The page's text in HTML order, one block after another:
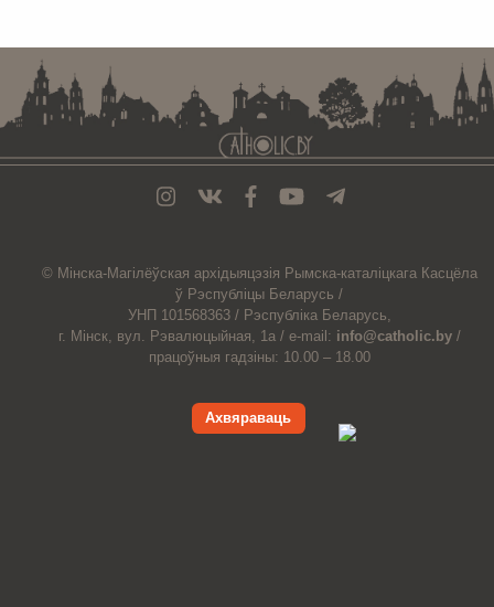
© Мiнска-Магiлёўская архiдыяцэзiя Рымска-каталіцкага Касцёла
ў Рэспубліцы Беларусь /
УНП 101568363 / Рэспубліка Беларусь,
г. Мінск, вул. Рэвалюцыйная, 1а / e-mail: info@catholic.by /
працоўныя гадзіны: 10.00 – 18.00
Ахвяраваць